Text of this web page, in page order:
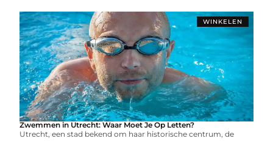
WINKELEN
Zwemmen in Utrecht: Waar Moet Je Op Letten?
Utrecht, een stad bekend om haar historische centrum, de